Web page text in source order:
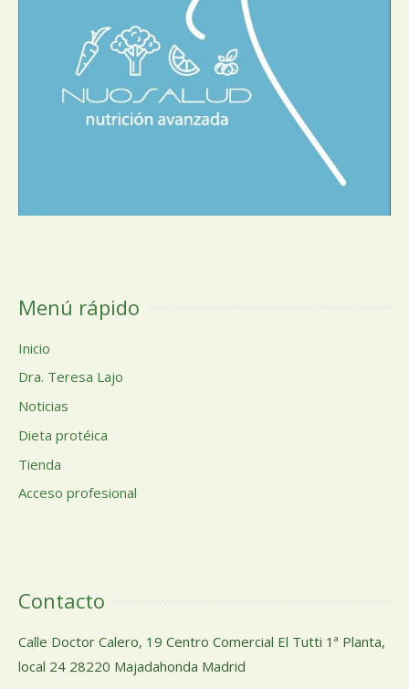
Menú rápido
Inicio
Dra. Teresa Lajo
Noticias
Dieta protéica
Tienda
Acceso profesional
Contacto
Calle Doctor Calero, 19 Centro Comercial El Tutti 1ª Planta,
local 24 28220 Majadahonda Madrid